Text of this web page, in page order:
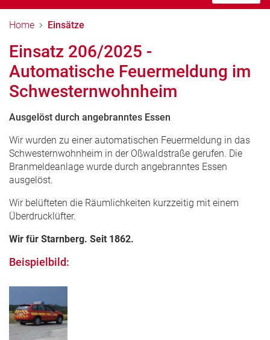
Home Einsätze
Einsatz 206/2025 -
Automatische Feuermeldung im
Schwesternwohnheim
Ausgelöst durch angebranntes Essen
Wir wurden zu einer automatischen Feuermeldung in das
Schwesternwohnheim in der Oßwaldstraße gerufen. Die
Branmeldeanlage wurde durch angebranntes Essen
ausgelöst.
Wir belüfteten die Räumlichkeiten kurzzeitig mit einem
Überdrucklüfter.
Wir für Starnberg. Seit 1862.
Beispielbild: